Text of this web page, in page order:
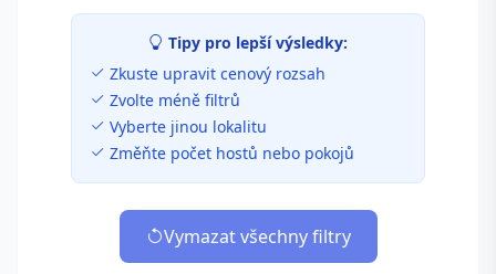
Tipy pro lepší výsledky:
Zkuste upravit cenový rozsah
Zvolte méně filtrů
Vyberte jinou lokalitu
Změňte počet hostů nebo pokojů
Vymazat všechny filtry